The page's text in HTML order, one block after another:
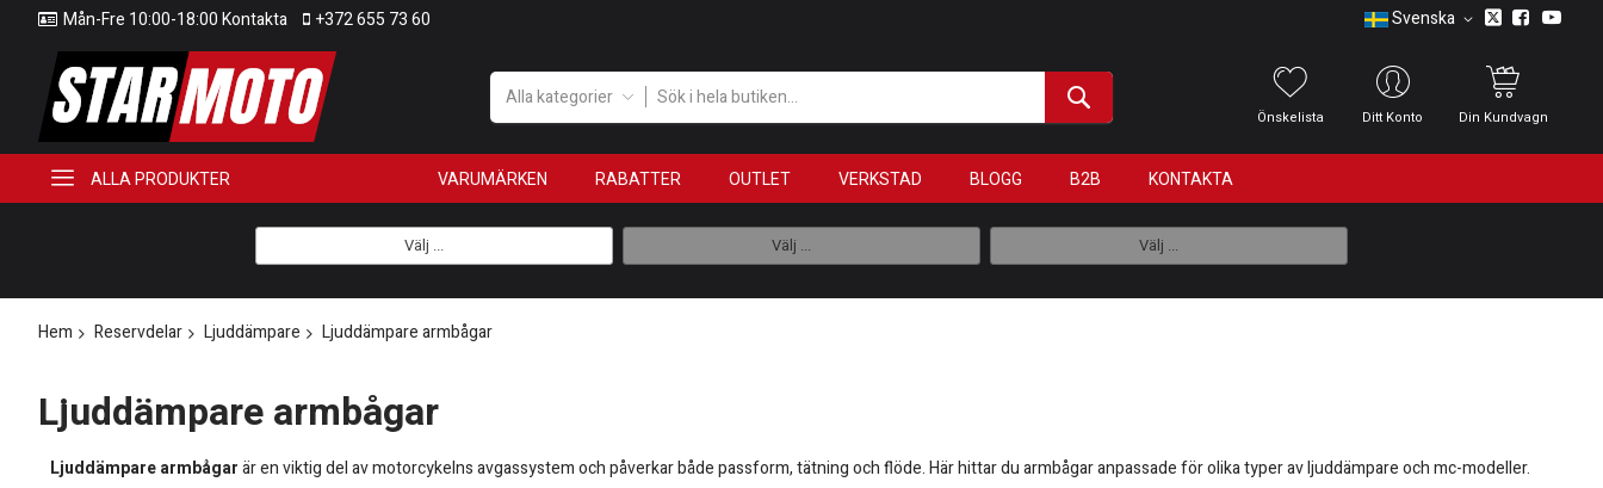
Mån-Fre 10:00-18:00 Kontakta +372 655 73 60 Svenska
Alla kategorier
Önskelista Ditt Konto Din Kundvagn
ALLA PRODUKTER VARUMÄRKEN RABATTER OUTLET VERKSTAD BLOGG B2B KONTAKTA
Välj ... Välj ... Välj ...
Hem Reservdelar Ljuddämpare Ljuddämpare armbågar
Ljuddämpare armbågar
Ljuddämpare armbågarär en viktig del av motorcykelns avgassystem och påverkar både passform, tätning och flöde. Här hittar du armbågar anpassade för olika typer av ljuddämpare och mc-modeller.